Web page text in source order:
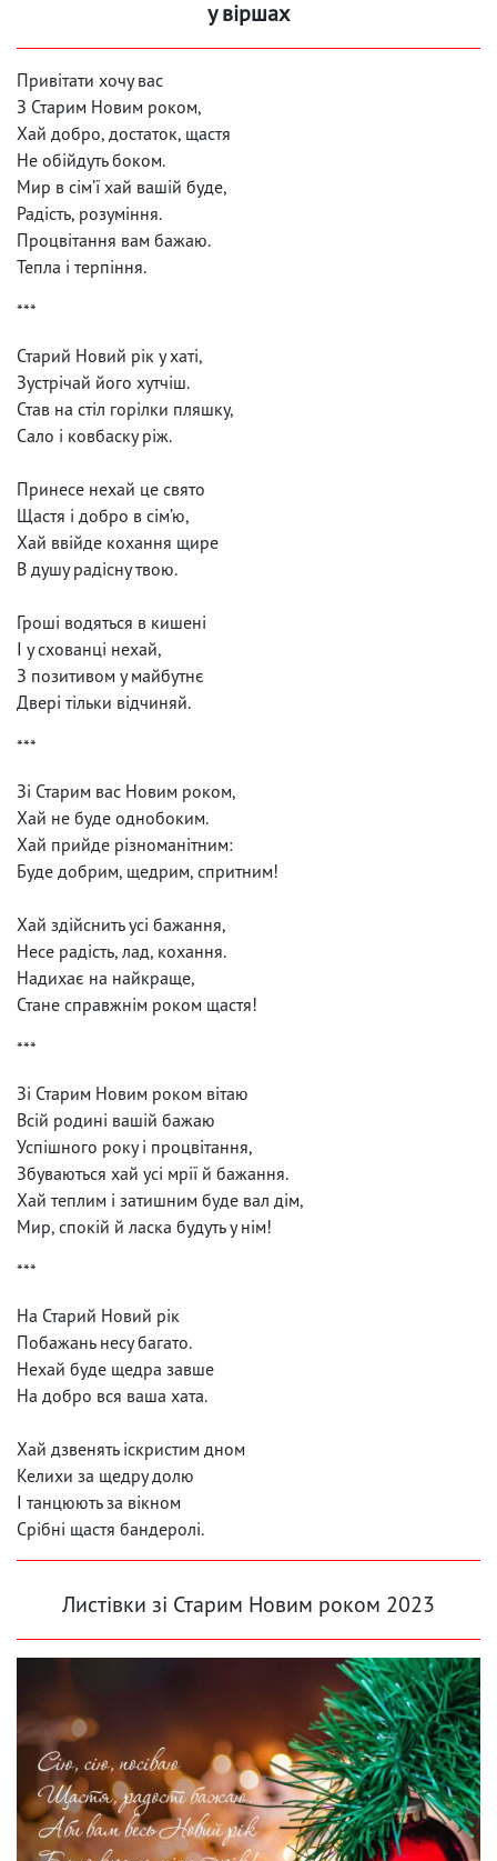
у віршах
Привітати хочу вас
З Старим Новим роком,
Хай добро, достаток, щастя
Не обійдуть боком.
Мир в сім’ї хай вашій буде,
Радість, розуміння.
Процвітання вам бажаю.
Тепла і терпіння.
***
Старий Новий рік у хаті,
Зустрічай його хутчіш.
Став на стіл горілки пляшку,
Сало і ковбаску ріж.
Принесе нехай це свято
Щастя і добро в сім’ю,
Хай ввійде кохання щире
В душу радісну твою.
Гроші водяться в кишені
І у схованці нехай,
З позитивом у майбутнє
Двері тільки відчиняй.
***
Зі Старим вас Новим роком,
Хай не буде однобоким.
Хай прийде різноманітним:
Буде добрим, щедрим, спритним!
Хай здійснить усі бажання,
Несе радість, лад, кохання.
Надихає на найкраще,
Стане справжнім роком щастя!
***
Зі Старим Новим роком вітаю
Всій родині вашій бажаю
Успішного року і процвітання,
Збуваються хай усі мрії й бажання.
Хай теплим і затишним буде вал дім,
Мир, спокій й ласка будуть у нім!
***
На Старий Новий рік
Побажань несу багато.
Нехай буде щедра завше
На добро вся ваша хата.
Хай дзвенять іскристим дном
Келихи за щедру долю
І танцюють за вікном
Срібні щастя бандеролі.
Листівки зі Старим Новим роком 2023